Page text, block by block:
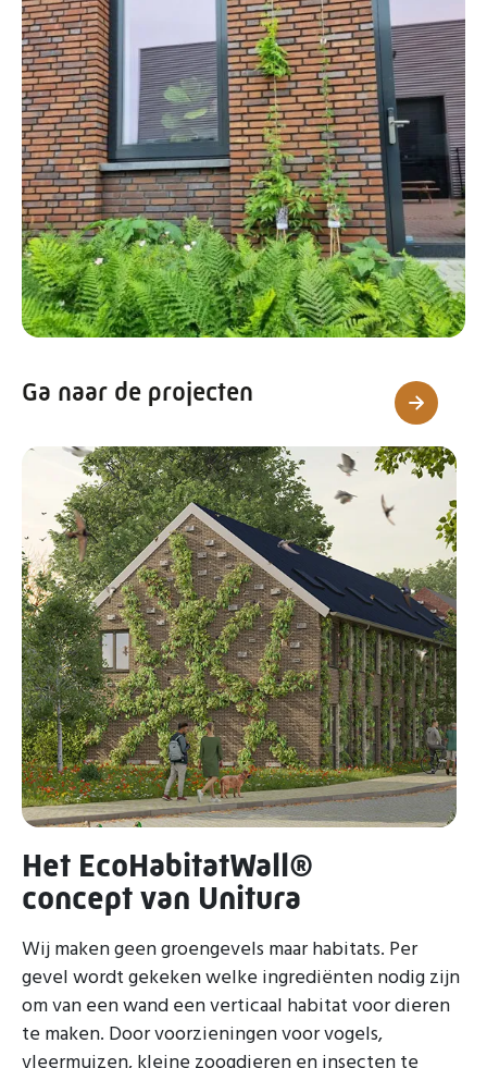
Ga naar de projecten
Het EcoHabitatWall®
concept van Unitura
Wij maken geen groengevels maar habitats. Per
gevel wordt gekeken welke ingrediënten nodig zijn
om van een wand een verticaal habitat voor dieren
te maken. Door voorzieningen voor vogels,